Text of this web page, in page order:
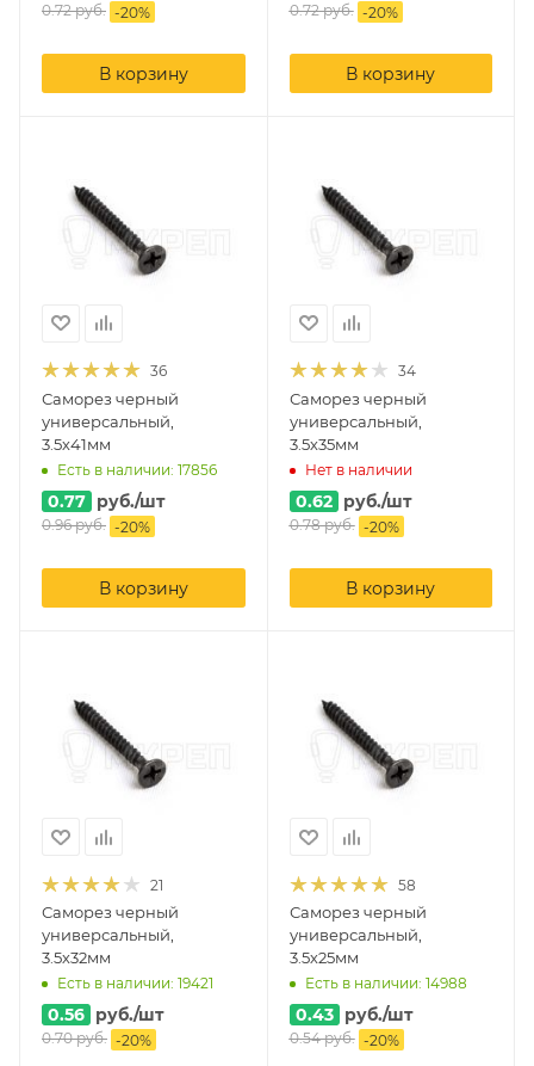
0.72руб. -20%
В корзину
0.72руб. -20%
В корзину
36
Саморез черный
универсальный,
3.5х41мм
Есть в наличии: 17856
0.77 руб./шт
0.96руб. -20%
В корзину
34
Саморез черный
универсальный,
3.5х35мм
Нет в наличии
0.62 руб./шт
0.78руб. -20%
В корзину
21
Саморез черный
универсальный,
3.5х32мм
Есть в наличии: 19421
0.56 руб./шт
0.70руб. -20%
58
Саморез черный
универсальный,
3.5х25мм
Есть в наличии: 14988
0.43 руб./шт
0.54руб. -20%